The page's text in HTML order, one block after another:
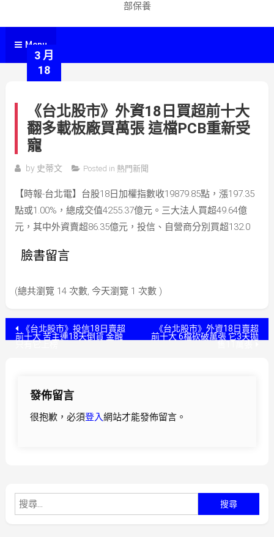
部保養
Menu
3 月
18
《台北股市》外資18日買超前十大
翻多載板廠買萬張 這檔PCB重新受
寵
by 史蒂文 Posted in 熱門新聞
【時報-台北電】台股18日加權指數收19879.85點，漲197.35
點或1.00%，總成交值4255.37億元。三大法人買超49.64億
元，其中外資賣超86.35億元，投信、自營商分別買超132.0
臉書留言
(總共瀏覽 14 次數, 今天瀏覽 1 次數 )
文 《台北股市》投信18日賣超
前十大 苦主連18天倒貨 金融
《台北股市》外資18日賣超
前十大 6檔砍破萬張 它3天拋
發佈留言
很抱歉，必須登入網站才能發佈留言。
尋